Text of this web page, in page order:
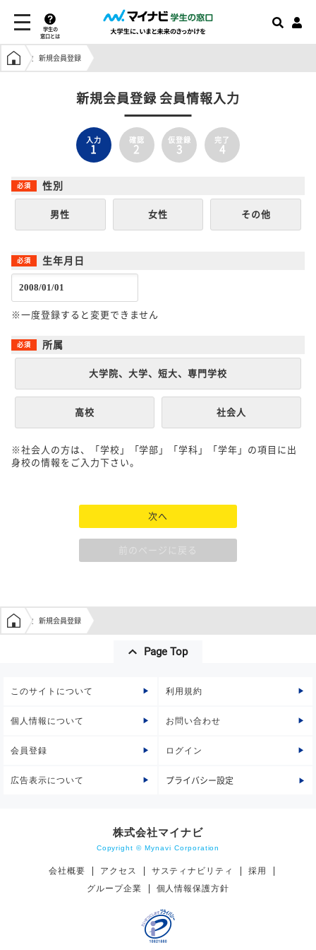
学生の
窓口とは
学生の窓口トップ
新規会員登録
新規会員登録 会員情報入力
入力
1
確認
2
仮登録
3
完了
4
性別
男性 女性 その他
生年月日
※一度登録すると変更できません
所属
大学院、大学、短大、専門学校
高校 社会人
※社会人の方は、「学校」「学部」「学科」「学年」の項目に出
身校の情報をご入力下さい。
次へ
前のページに戻る
学生の窓口トップ
新規会員登録
Page Top
このサイトについて 利用規約
個人情報について お問い合わせ
会員登録 ログイン
広告表示について プライバシー設定
株式会社マイナビ
Copyright © Mynavi Corporation
会社概要 アクセス サスティナビリティ
採用
グループ企業
個人情報保護方針